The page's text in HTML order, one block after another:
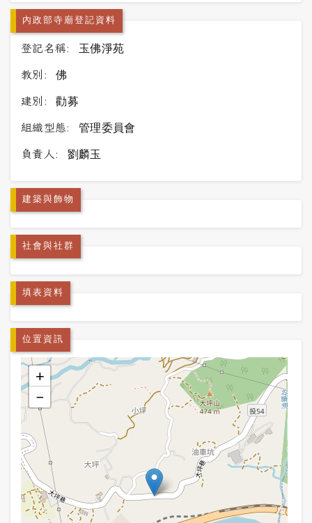
內政部寺廟登記資料
登記名稱: 玉佛淨苑
教別: 佛
建別: 勸募
組織型態: 管理委員會
負責人: 劉麟玉
建築與飾物
社會與社群
填表資料
位置資訊
+
−